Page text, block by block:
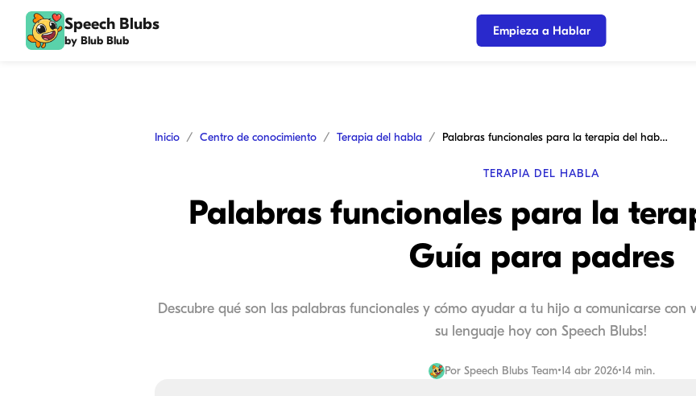
Speech Blubs
by Blub Blub
Empieza a Hablar
Inicio Centro de conocimiento Terapia del habla Palabras funcionales para la terapia del habla: Guía para padres
TERAPIA DEL HABLA
Palabras funcionales para la
Guía para padres
Descubre qué son las palabras funcionales y cómo ayudar a tu hijo a comunicarse con
su lenguaje hoy con Speech Blubs!
Por Speech Blubs Team•14 abr 2026•14 min.